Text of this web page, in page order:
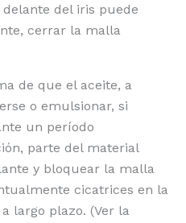
del iris puede
cerrar la malla
de que el aceite, a
o emulsionar, si
un período
parte del material
y bloquear la malla
cicatrices en la
largo plazo. (Ver la